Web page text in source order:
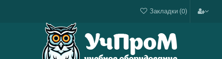
Закладки (0)